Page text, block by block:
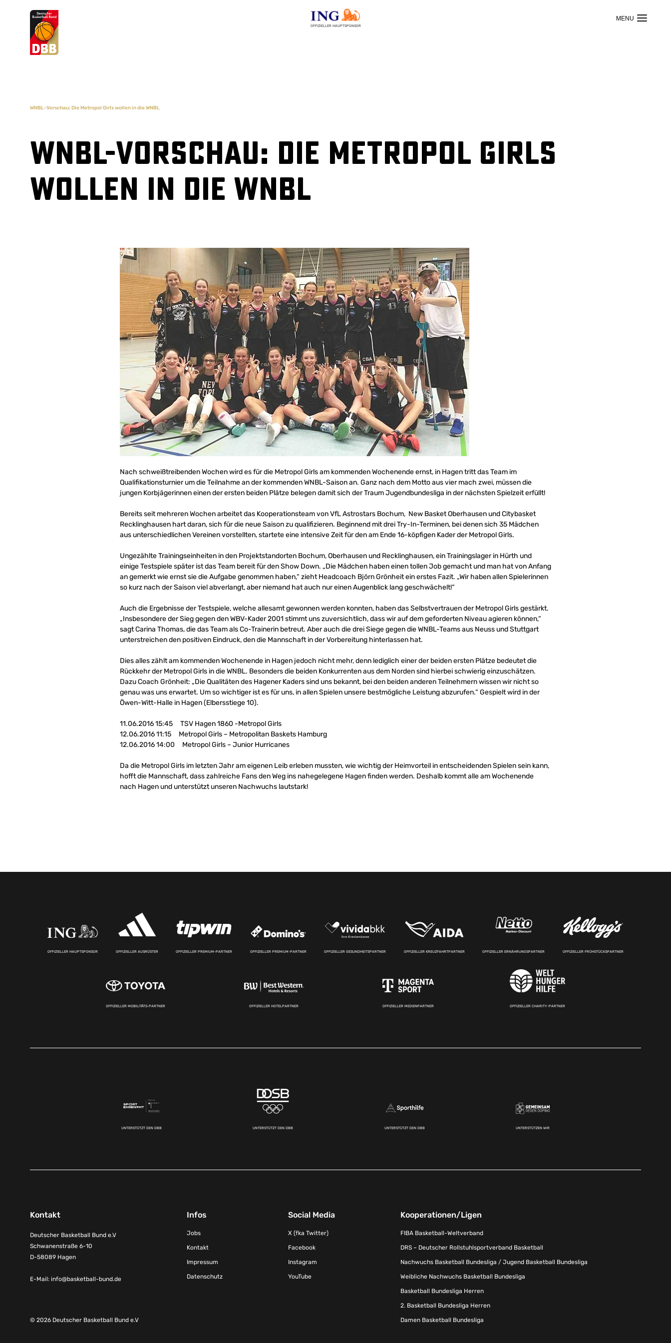
OFFIZIELLER HAUPTSPONSOR
Suchvorschläge
WNBL-Vorschau: Die Metropol Girls wollen in die WNBL
WNBL-Vorschau: Die Metropol Girls
wollen in die WNBL
Nach schweißtreibenden Wochen wird es für die Metropol Girls am kommenden Wochenende ernst, in Hagen tritt das Team im
Qualifikationsturnier um die Teilnahme an der kommenden WNBL-Saison an. Ganz nach dem Motto aus vier mach zwei, müssen die
jungen Korbjägerinnen einen der ersten beiden Plätze belegen damit sich der Traum Jugendbundesliga in der nächsten Spielzeit erfüllt!
Bereits seit mehreren Wochen arbeitet das Kooperationsteam von VfL Astrostars Bochum, New Basket Oberhausen und Citybasket
Recklinghausen hart daran, sich für die neue Saison zu qualifizieren. Beginnend mit drei Try-In-Terminen, bei denen sich 35 Mädchen
aus unterschiedlichen Vereinen vorstellten, startete eine intensive Zeit für den am Ende 16-köpfigen Kader der Metropol Girls.
Ungezählte Trainingseinheiten in den Projektstandorten Bochum, Oberhausen und Recklinghausen, ein Trainingslager in Hürth und
einige Testspiele später ist das Team bereit für den Show Down. „Die Mädchen haben einen tollen Job gemacht und man hat von Anfang
an gemerkt wie ernst sie die Aufgabe genommen haben,“ zieht Headcoach Björn Grönheit ein erstes Fazit. „Wir haben allen Spielerinnen
so kurz nach der Saison viel abverlangt, aber niemand hat auch nur einen Augenblick lang geschwächelt!“
Auch die Ergebnisse der Testspiele, welche allesamt gewonnen werden konnten, haben das Selbstvertrauen der Metropol Girls gestärkt.
„Insbesondere der Sieg gegen den WBV-Kader 2001 stimmt uns zuversichtlich, dass wir auf dem geforderten Niveau agieren können,“
sagt Carina Thomas, die das Team als Co-Trainerin betreut. Aber auch die drei Siege gegen die WNBL-Teams aus Neuss und Stuttgart
unterstreichen den positiven Eindruck, den die Mannschaft in der Vorbereitung hinterlassen hat.
Dies alles zählt am kommenden Wochenende in Hagen jedoch nicht mehr, denn lediglich einer der beiden ersten Plätze bedeutet die
Rückkehr der Metropol Girls in die WNBL. Besonders die beiden Konkurrenten aus dem Norden sind hierbei schwierig einzuschätzen.
Dazu Coach Grönheit: „Die Qualitäten des Hagener Kaders sind uns bekannt, bei den beiden anderen Teilnehmern wissen wir nicht so
genau was uns erwartet. Um so wichtiger ist es für uns, in allen Spielen unsere bestmögliche Leistung abzurufen.“ Gespielt wird in der
Öwen-Witt-Halle in Hagen (Elbersstiege 10).
11.06.2016 15:45 TSV Hagen 1860 -Metropol Girls
12.06.2016 11:15 Metropol Girls – Metropolitan Baskets Hamburg
12.06.2016 14:00 Metropol Girls – Junior Hurricanes
Da die Metropol Girls im letzten Jahr am eigenen Leib erleben mussten, wie wichtig der Heimvorteil in entscheidenden Spielen sein kann,
hofft die Mannschaft, dass zahlreiche Fans den Weg ins nahegelegene Hagen finden werden. Deshalb kommt alle am Wochenende
nach Hagen und unterstützt unseren Nachwuchs lautstark!
OFFIZIELLER HAUPTSPONSOR OFFIZIELLER AUSRÜSTER OFFIZIELLER PREMIUM-PARTNER OFFIZIELLER PREMIUM-PARTNER OFFIZIELLER GESUNDHEITSPARTNER OFFIZIELLER KREUZFAHRTPARTNER OFFIZIELLER ERNÄHRUNGSPARTNER OFFIZIELLER FRÜHSTÜCKSPARTNER
OFFIZIELLER MOBILITÄTS-PARTNER OFFIZIELLER HOTELPARTNER OFFIZIELLER MEDIENPARTNER OFFIZIELLER CHARITY-PARTNER
UNTERSTÜTZT DEN DBB UNTERSTÜTZT DEN DBB UNTERSTÜTZT DEN DBB UNTERSTÜTZEN WIR
Kontakt
Deutscher Basketball Bund e.V
Schwanenstraße 6-10
D-58089 Hagen
E-Mail: info@basketball-bund.de
Infos
Jobs
Kontakt
Impressum
Datenschutz
Social Media
X (fka Twitter)
Facebook
Instagram
YouTube
Kooperationen/Ligen
FIBA Basketball-Weltverband
DRS – Deutscher Rollstuhlsportverband Basketball
Nachwuchs Basketball Bundesliga / Jugend Basketball Bundesliga
Weibliche Nachwuchs Basketball Bundesliga
Basketball Bundesliga Herren
2. Basketball Bundesliga Herren
Damen Basketball Bundesliga
© 2026 Deutscher Basketball Bund e.V